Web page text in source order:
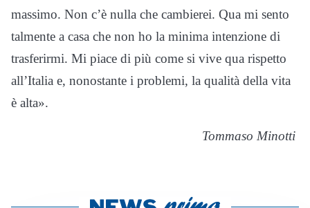
massimo. Non c’è nulla che cambierei. Qua mi sento
talmente a casa che non ho la minima intenzione di
trasferirmi. Mi piace di più come si vive qua rispetto
all’Italia e, nonostante i problemi, la qualità della vita
è alta».
Tommaso Minotti